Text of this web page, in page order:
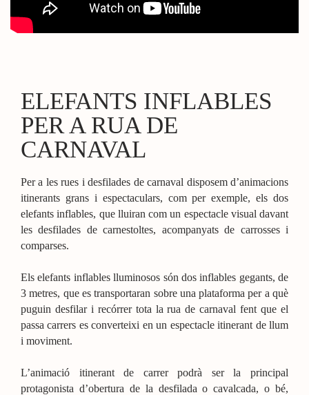
ELEFANTS INFLABLES
PER A RUA DE
CARNAVAL
Per a les rues i desfilades de carnaval disposem d’animacions
itinerants grans i espectaculars, com per exemple, els dos
elefants inflables, que lluiran com un espectacle visual davant
les desfilades de carnestoltes, acompanyats de carrosses i
comparses.
Els elefants inflables lluminosos són dos inflables gegants, de
3 metres, que es transportaran sobre una plataforma per a què
puguin desfilar i recórrer tota la rua de carnaval fent que el
passa carrers es converteixi en un espectacle itinerant de llum
i moviment.
L’animació itinerant de carrer podrà ser la principal
protagonista d’obertura de la desfilada o cavalcada, o bé,